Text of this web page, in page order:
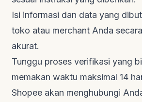
Isi informasi dan data yang
toko atau merchant Anda
akurat.
Tunggu proses verifikasi yang
memakan waktu maksimal 14
Shopee akan menghubungi